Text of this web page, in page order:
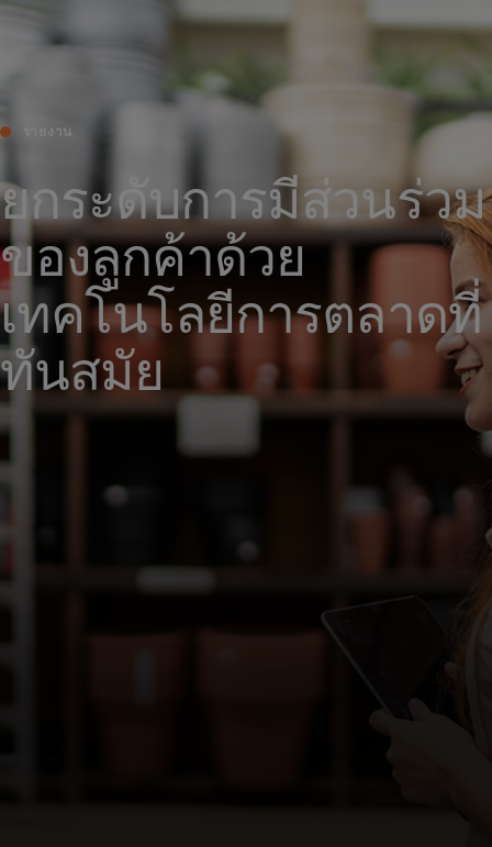
สำหรับคุณ
สำหรับธุรกิจ
สำหรับผู้สร้างนวัตกรรม
ข่าวสารและแนวโน้ม
รายงาน
ยกระดับการมีส่วนร่วม
ของลูกค้าด้วย
เทคโนโลยีการตลาดที่
ทันสมัย